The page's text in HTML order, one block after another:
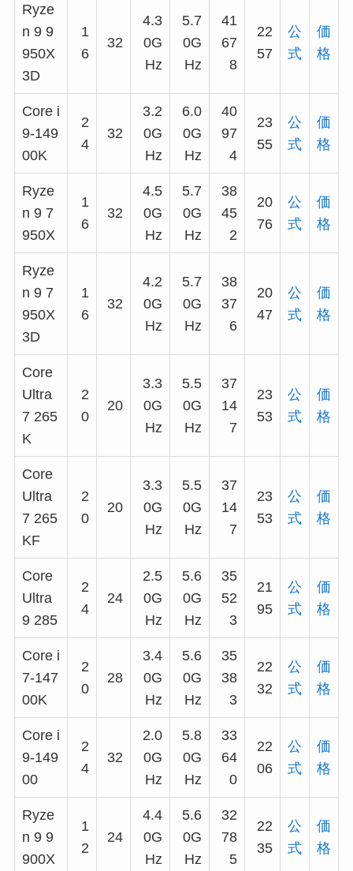
Ryze
n 9 9
950X
3D
1
6
32
4.3
0G
Hz
5.7
0G
Hz
41
67
8
22
57
公
式
価
格
Core i
9-149
00K
2
4
32
3.2
0G
Hz
6.0
0G
Hz
40
97
4
23
55
公
式
価
格
Ryze
n 9 7
950X
1
6
32
4.5
0G
Hz
5.7
0G
Hz
38
45
2
20
76
公
式
価
格
Ryze
n 9 7
950X
3D
1
6
32
4.2
0G
Hz
5.7
0G
Hz
38
37
6
20
47
公
式
価
格
Core
Ultra
7 265
K
2
0
20
3.3
0G
Hz
5.5
0G
Hz
37
14
7
23
53
公
式
価
格
Core
Ultra
7 265
KF
2
0
20
3.3
0G
Hz
5.5
0G
Hz
37
14
7
23
53
公
式
価
格
Core
Ultra
9 285
2
4
24
2.5
0G
Hz
5.6
0G
Hz
35
52
3
21
95
公
式
価
格
Core i
7-147
00K
2
0
28
3.4
0G
Hz
5.6
0G
Hz
35
38
3
22
32
公
式
価
格
Core i
9-149
00
2
4
32
2.0
0G
Hz
5.8
0G
Hz
33
64
0
22
06
公
式
価
格
Ryze
n 9 9
900X
1
2
24
4.4
0G
Hz
5.6
0G
Hz
32
78
5
22
35
公
式
価
格